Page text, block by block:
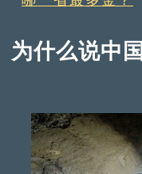
为什么说中